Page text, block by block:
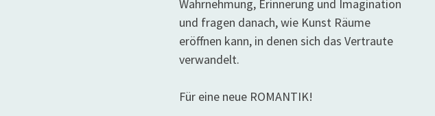
Wahrnehmung, Erinnerung und Imagination
und fragen danach, wie Kunst Räume
eröffnen kann, in denen sich das Vertraute
verwandelt.
Für eine neue ROMANTIK!